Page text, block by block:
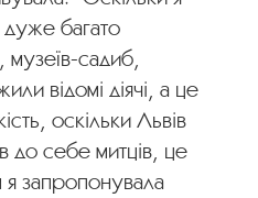
багато
музеїв-садиб,
відомі діячі, а це
оскільки Львів
до себе митців, це
я запропонувала